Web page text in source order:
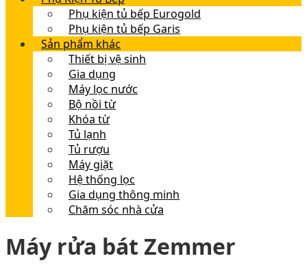
Phụ kiện tủ bếp Eurogold
Phụ kiện tủ bếp Garis
Sản phẩm khác
Thiết bị vệ sinh
Gia dụng
Máy lọc nước
Bộ nồi từ
Khóa từ
Tủ lạnh
Tủ rượu
Máy giặt
Hệ thống lọc
Gia dụng thông minh
Chăm sóc nhà cửa
Máy rửa bát Zemmer